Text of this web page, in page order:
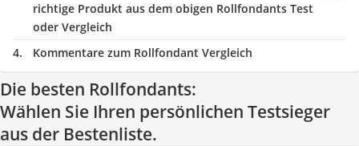
richtige Produkt aus dem obigen Rollfondants Test
oder Vergleich
Kommentare zum Rollfondant Vergleich
Die besten Rollfondants:
Wählen Sie Ihren persönlichen Testsieger
aus der Bestenliste.